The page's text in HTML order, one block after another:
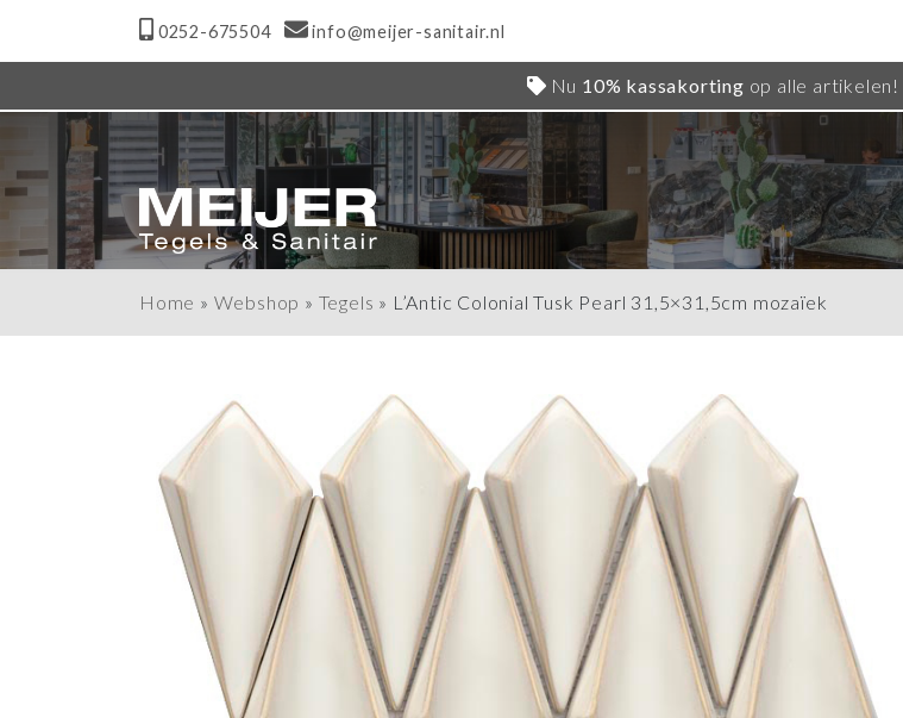
0252-675504 info@meijer-sanitair.nl
Nu 10% kassakorting op alle artikelen!
Home » Webshop » Tegels » L’Antic Colonial Tusk Pearl 31,5×31,5cm mozaïek